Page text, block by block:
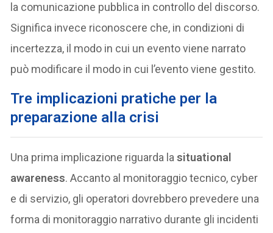
la comunicazione pubblica in controllo del discorso.
Significa invece riconoscere che, in condizioni di
incertezza, il modo in cui un evento viene narrato
può modificare il modo in cui l’evento viene gestito.
Tre implicazioni pratiche per la
preparazione alla crisi
Una prima implicazione riguarda lasituational
awareness. Accanto al monitoraggio tecnico, cyber
e di servizio, gli operatori dovrebbero prevedere una
forma di monitoraggio narrativo durante gli incidenti